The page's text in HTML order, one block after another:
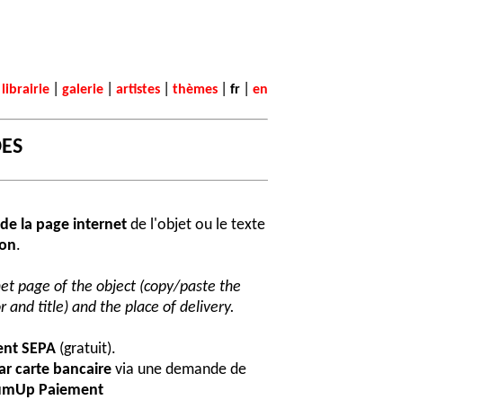
librairie galerie artistes thèmes fr en
la page internet de l'objet ou le texte
.
page of the object (copy/paste the
title) and the place of delivery.
SEPA (gratuit).
carte bancaire via une demande de
Paiement